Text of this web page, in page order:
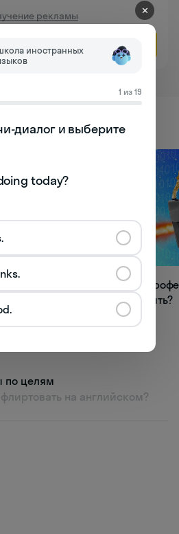
рекламы
заявку
вам
4.9K
Тест: какую
нужно получить?
по целям
на английском?
✕
иностранных
1 из 19
диалог и выберите